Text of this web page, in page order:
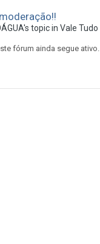
's topic in Vale Tudo
fórum ainda segue ativo.